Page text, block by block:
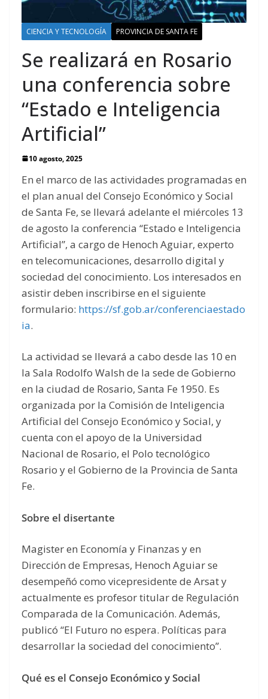
CIENCIA Y TECNOLOGÍA PROVINCIA DE SANTA FE
Se realizará en Rosario
una conferencia sobre
“Estado e Inteligencia
Artificial”
10 agosto, 2025
En el marco de las actividades programadas en
el plan anual del Consejo Económico y Social
de Santa Fe, se llevará adelante el miércoles 13
de agosto la conferencia “Estado e Inteligencia
Artificial”, a cargo de Henoch Aguiar, experto
en telecomunicaciones, desarrollo digital y
sociedad del conocimiento. Los interesados en
asistir deben inscribirse en el siguiente
formulario: https://sf.gob.ar/conferenciaestado
ia.
La actividad se llevará a cabo desde las 10 en
la Sala Rodolfo Walsh de la sede de Gobierno
en la ciudad de Rosario, Santa Fe 1950. Es
organizada por la Comisión de Inteligencia
Artificial del Consejo Económico y Social, y
cuenta con el apoyo de la Universidad
Nacional de Rosario, el Polo tecnológico
Rosario y el Gobierno de la Provincia de Santa
Fe.
Sobre el disertante
Magister en Economía y Finanzas y en
Dirección de Empresas, Henoch Aguiar se
desempeñó como vicepresidente de Arsat y
actualmente es profesor titular de Regulación
Comparada de la Comunicación. Además,
publicó “El Futuro no espera. Políticas para
desarrollar la sociedad del conocimiento”.
Qué es el Consejo Económico y Social